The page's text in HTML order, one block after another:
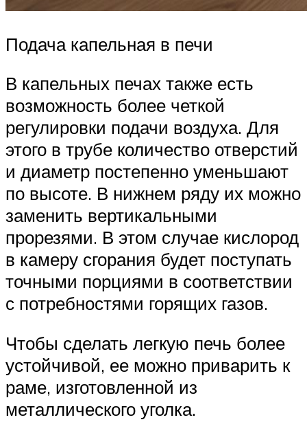
Подача капельная в печи
В капельных печах также есть
возможность более четкой
регулировки подачи воздуха. Для
этого в трубе количество отверстий
и диаметр постепенно уменьшают
по высоте. В нижнем ряду их можно
заменить вертикальными
прорезями. В этом случае кислород
в камеру сгорания будет поступать
точными порциями в соответствии
с потребностями горящих газов.
Чтобы сделать легкую печь более
устойчивой, ее можно приварить к
раме, изготовленной из
металлического уголка.